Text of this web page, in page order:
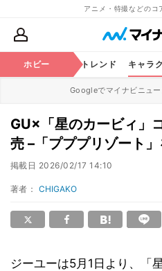
アニメ・特撮などのコ
ホビー
特撮 トレンド キャラ
Googleでマイナビニュ
GU×「星のカービィ」
売 –「プププリゾート
掲載日 2026/02/17 14:10
著者： CHIGAKO
ジーユーは5月1日より、「